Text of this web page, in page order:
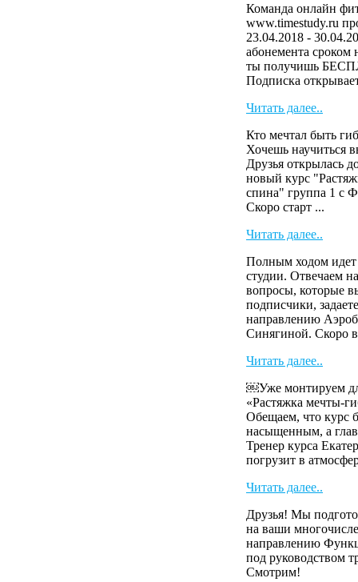
Команда онлайн
www.timestudy.ru
23.04.2018 -
абонемента сроком
ты получишь
Подписка
Читать далее..
Кто мечтал быть
Хочешь научиться
Друзья открылась
новый курс
спина" группа 1 с
Скоро старт ...
Читать далее..
Полным ходом идет
студии. Отвечаем
вопросы, которые
подписчики,
направлению
Синягиной. Скоро
Читать далее..
￼Уже монтируем
«Растяжка мечты-
Обещаем, что курс
насыщенным, а
Тренер курса
погрузит в
Читать далее..
Друзья! Мы
на ваши
направлению
под руководством
Смотрим!